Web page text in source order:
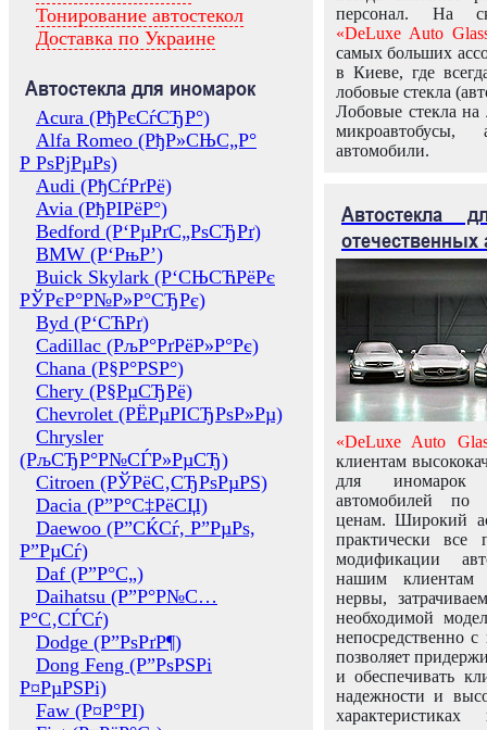
Тонирование автостекол
Доставка по Украине
Автостекла для иномарок
Acura (РђРєСѓСЂР°)
Alfa Romeo (РђР»СЊС„Р°
Р РѕРјРµРѕ)
Audi (РђСѓРґРё)
Avia (РђРІРёР°)
Bedford (Р‘РµРґС„РѕСЂРґ)
BMW (Р‘РњР’)
Buick Skylark (Р‘СЊСЋРёРє
РЎРєР°Р№Р»Р°СЂРє)
Byd (Р‘СЋРґ)
Cadillac (РљР°РґРёР»Р°Рє)
Chana (Р§Р°РЅР°)
Chery (Р§РµСЂРё)
Chevrolet (РЁРµРІСЂРѕР»Рµ)
Chrysler
(РљСЂР°Р№СЃР»РµСЂ)
Citroen (РЎРёС‚СЂРѕРµРЅ)
Dacia (Р”Р°С‡РёСЏ)
Daewoo (Р”СЌСѓ, Р”РµРѕ,
Р”РµСѓ)
Daf (Р”Р°С„)
Daihatsu (Р”Р°Р№С…
Р°С‚СЃСѓ)
Dodge (Р”РѕРґР¶)
Dong Feng (Р”РѕРЅРі
Р¤РµРЅРі)
Faw (Р¤Р°РІ)
персонал. На
«DeLuxe Auto
самых больших
в Киеве, где
лобовые стекла
Лобовые стекла на
микроавтобусы,
автомобили.
Автостекла
отечественных
«DeLuxe Auto
клиентам
для иномарок
автомобилей
ценам. Широкий
практически все
модификации
нашим клиентам
нервы,
необходимой
непосредственно
позволяет
и обеспечивать
надежности и